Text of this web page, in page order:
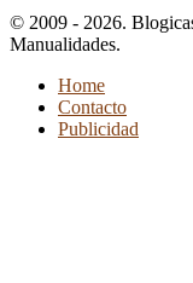
© 2009 - 2026.
Manualidades.
Home
Contacto
Publicidad